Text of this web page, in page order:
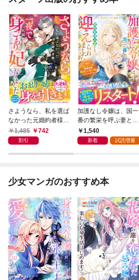
さようなら、私を選ば
なかった元婚約者様。
一夜で大国君主の身ご
もり妃になりました
1,485 742
割引
加護なし令嬢は、国一
番の繁栄を呼ぶ妻とし
て迎えられました～無
能と捨てられた私、ど
1,540
新着 試読増量
少女マンガのおすすめ本